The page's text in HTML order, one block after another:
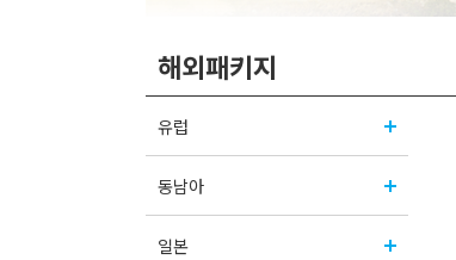
해외패키지
유럽
동남아
일본